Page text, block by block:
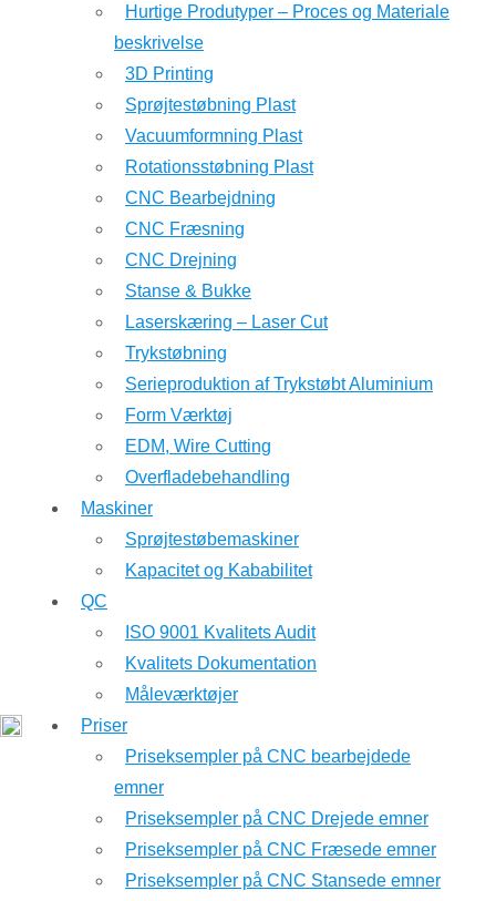
Hurtige Produtyper – Proces og Materiale
beskrivelse
3D Printing
Sprøjtestøbning Plast
Vacuumformning Plast
Rotationsstøbning Plast
CNC Bearbejdning
CNC Fræsning
CNC Drejning
Stanse & Bukke
Laserskæring – Laser Cut
Trykstøbning
Serieproduktion af Trykstøbt Aluminium
Form Værktøj
EDM, Wire Cutting
Overfladebehandling
Maskiner
Sprøjtestøbemaskiner
Kapacitet og Kababilitet
QC
ISO 9001 Kvalitets Audit
Kvalitets Dokumentation
Måleværktøjer
Priser
Priseksempler på CNC bearbejdede
emner
Priseksempler på CNC Drejede emner
Priseksempler på CNC Fræsede emner
Priseksempler på CNC Stansede emner